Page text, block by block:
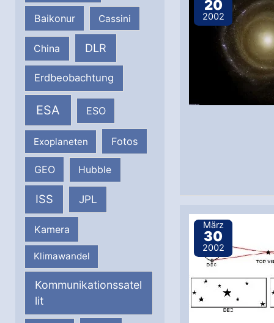
Baikonur Cassini
China DLR
Erdbeobachtung
ESA ESO
Exoplaneten Fotos
GEO Hubble
ISS JPL
Kamera
Klimawandel
Kommunikationssatel
lit
20
2002
März
30
2002